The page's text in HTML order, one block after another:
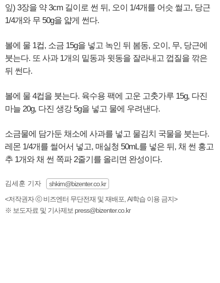
잎) 3장을 약 3cm 길이로 썬 뒤, 오이 1/4개를 어슷 썰고, 당근
1/4개와 무 50g을 얇게 썬다.
볼에 물 1컵, 소금 15g을 넣고 녹인 뒤 봄동, 오이, 무, 당근에
붓는다. 또 사과 1개의 밑동과 윗동을 잘라내고 껍질을 깎은
뒤 썬다.
볼에 물 4컵을 붓는다. 육수용 팩에 고운 고춧가루 15g, 다진
마늘 20g, 다진 생강 5g을 넣고 물에 우려낸다.
소금물에 담가둔 채소에 사과를 넣고 물김치 국물을 붓는다.
레몬 1/4개를 썰어서 넣고, 매실청 50mL를 넣은 뒤, 채 썬 홍고
추 1개와 채 썬 쪽파 2줄기를 올리면 완성이다.
김세훈 기자
shkim@bizenter.co.kr
<저작권자 ⓒ 비즈엔터 무단전재 및 재배포, AI학습 이용 금지>
※ 보도자료 및 기사제보 press@bizenter.co.kr